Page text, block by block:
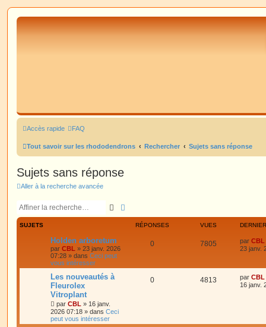
Accès rapide FAQ
Tout savoir sur les rhododendrons Rechercher Sujets sans réponse
Sujets sans réponse
Aller à la recherche avancée
Rechercher
SUJETS RÉPONSES VUES
Holden arboretum
par CBL » 23 janv. 2026
07:28 » dans Ceci peut
vous intéresser
0 7805 par CBL
23 janv.
Les nouveautés à
Fleurolex
Vitroplant
par CBL » 16 janv.
2026 07:18 » dans Ceci
peut vous intéresser
0 4813 par CBL
16 janv.